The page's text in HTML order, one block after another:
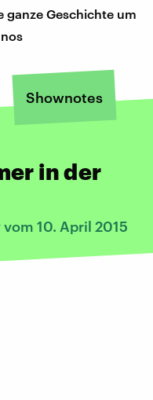
ganze Geschichte um
Shownotes
in der
10. April 2015